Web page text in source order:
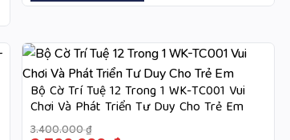
Bộ Cờ Trí Tuệ 12 Trong 1 WK-TC001 Vui
Chơi Và Phát Triển Tư Duy Cho Trẻ Em
3.400.000₫